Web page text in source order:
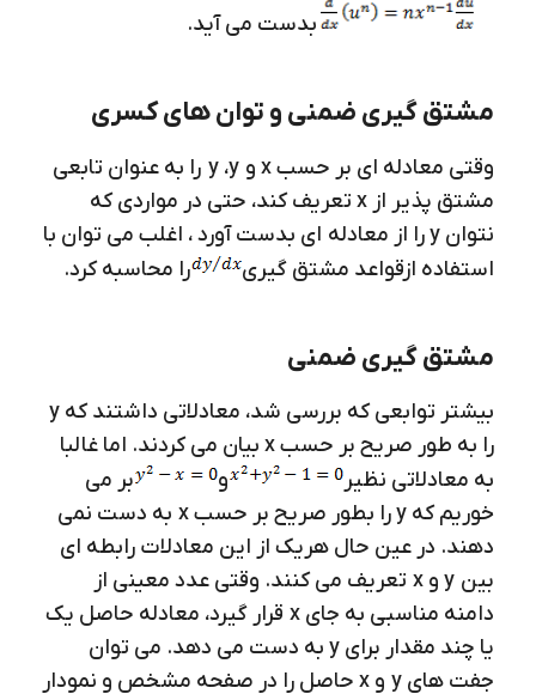
بدست می آید.
مشتق گیری ضمنی و توان های کسری
وقتی معادله ای بر حسب x و y ،y را به عنوان تابعی
مشتق پذیر از x تعریف کند، حتی در مواردی که
نتوان y را از معادله ای بدست آورد ، اغلب می توان با
استفاده ازقواعد مشتق گیری
را محاسبه کرد.
مشتق گیری ضمنی
بیشتر توابعی که بررسی شد، معادلاتی داشتند که y
را به طور صریح بر حسب x بیان می کردند. اما غالبا
به معادلاتی نظیر
و
بر می
خوریم که y را بطور صریح بر حسب x به دست نمی
دهند. در عین حال هریک از این معادلات رابطه ای
بین y و x تعریف می کنند. وقتی عدد معینی از
دامنه مناسبی به جای x قرار گیرد، معادله حاصل یک
یا چند مقدار برای y به دست می دهد. می توان
جفت های y و x حاصل را در صفحه مشخص و نمودار